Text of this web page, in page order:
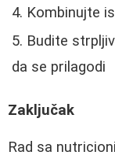
Kombinujte
Budite
da se prilagodi
Zaključak
Rad sa